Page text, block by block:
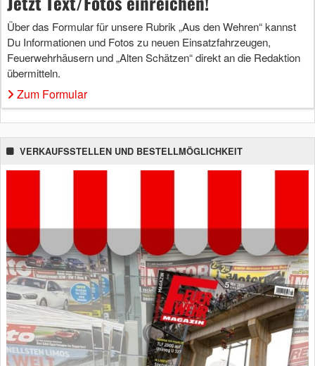
Über das Formular für unsere Rubrik „Aus den Wehren“ kannst
Du Informationen und Fotos zu neuen Einsatzfahrzeugen,
Feuerwehrhäusern und „Alten Schätzen“ direkt an die Redaktion
übermitteln.
Zum Formular
VERKAUFSSTELLEN UND BESTELLMÖGLICHKEIT